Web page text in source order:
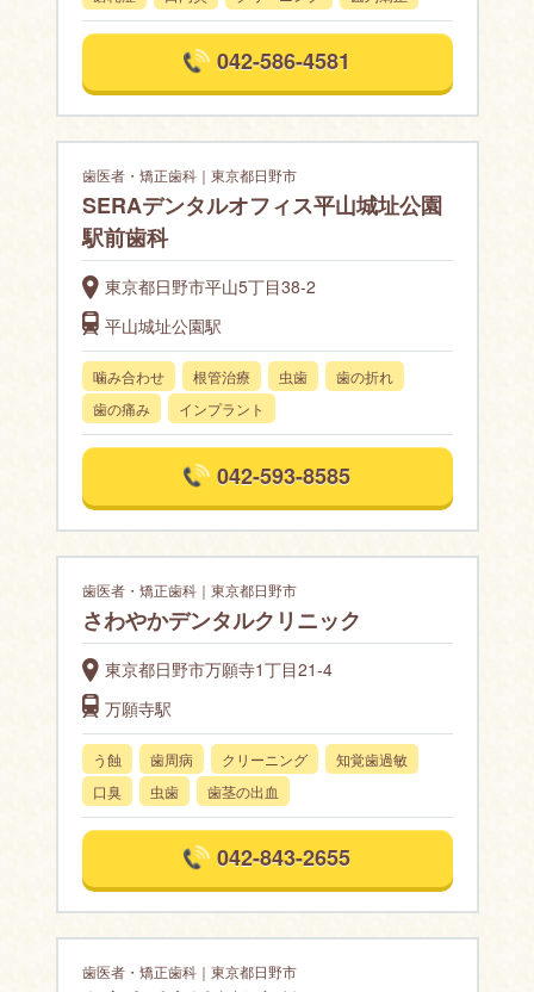
042-586-4581
歯医者・矯正歯科｜東京都日野市
SERAデンタルオフィス平山城址公園
駅前歯科
東京都日野市平山5丁目38-2
平山城址公園駅
噛み合わせ 根管治療 虫歯
歯の折れ
歯の痛み
インプラント
042-593-8585
歯医者・矯正歯科｜東京都日野市
さわやかデンタルクリニック
東京都日野市万願寺1丁目21-4
万願寺駅
う蝕 歯周病 クリーニング
知覚歯過敏
口臭
虫歯 歯茎の出血
042-843-2655
歯医者・矯正歯科｜東京都日野市